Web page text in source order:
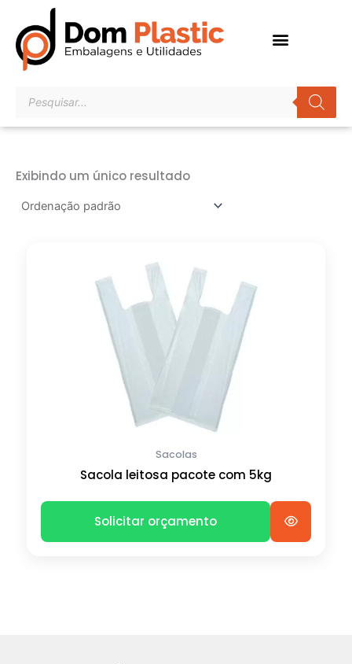
para
conteúdo
produtos
Exibindo um único resultado
Sacolas
Sacola leitosa pacote com 5kg
Solicitar orçamento